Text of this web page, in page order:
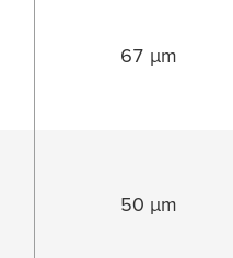
67 µm
50 µm